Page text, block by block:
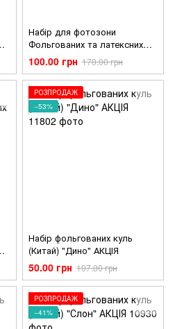
Набір для фотозони
Фольгованих та латексних
Куль (Китай) " Бос
молокосос baby boss" АКЦІЯ
100.00 грн 170.00 грн
РОЗПРОДАЖ
−53%
Набір фольгованих куль
(Китай) "Дино" АКЦІЯ
50.00 грн 107.00 грн
РОЗПРОДАЖ
−41%